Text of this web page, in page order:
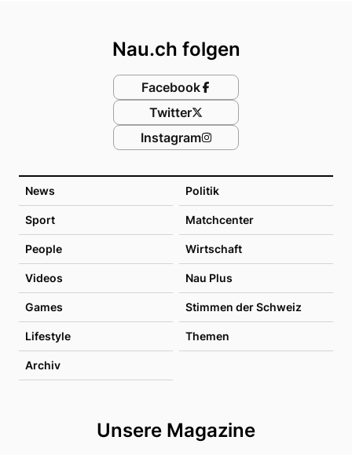
News Politik
Sport Matchcenter
People Wirtschaft
Videos Nau Plus
Games Stimmen der Schweiz
Lifestyle Themen
Archiv
Unsere Magazine
Nau.ch folgen
Facebook
Twitter
Instagram